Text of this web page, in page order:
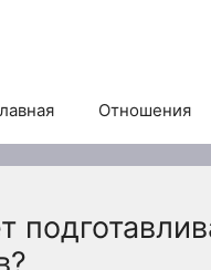
Отношения